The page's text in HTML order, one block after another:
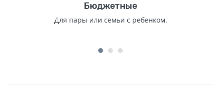
Бюджетные
Для пары или семьи с ребенком.